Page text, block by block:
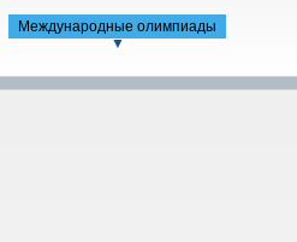
Международные олимпиады
▼